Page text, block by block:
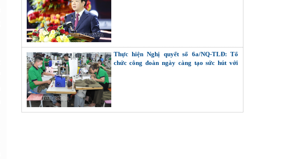
Thực hiện Nghị quyết số 6a/NQ-TLĐ: Tổ
chức công đoàn ngày càng tạo sức hút với